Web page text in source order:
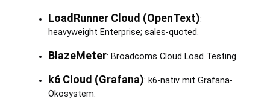
LoadRunner Cloud (OpenText):
heavyweight Enterprise; sales-quoted.
BlazeMeter: Broadcoms Cloud Load Testing.
k6 Cloud (Grafana): k6-nativ mit Grafana-
Ökosystem.